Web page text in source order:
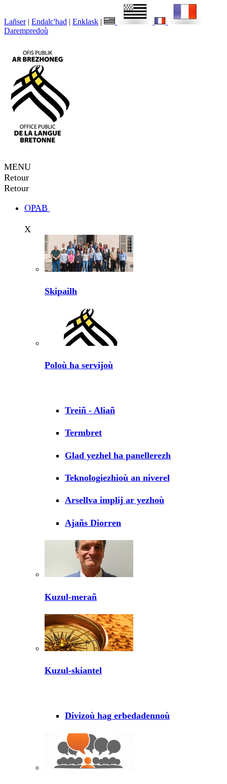
Lañser | Endalc'had | Enklask |
Darempredoù
MENU
Retour
Retour
OPAB
X
Skipailh
Poloù ha servijoù
Treiñ - Aliañ
Termbret
Glad yezhel ha panellerezh
Teknologiezhioù an niverel
Arsellva implij ar yezhoù
Ajañs Diorren
Kuzul-merañ
Kuzul-skiantel
Divizoù hag erbedadennoù